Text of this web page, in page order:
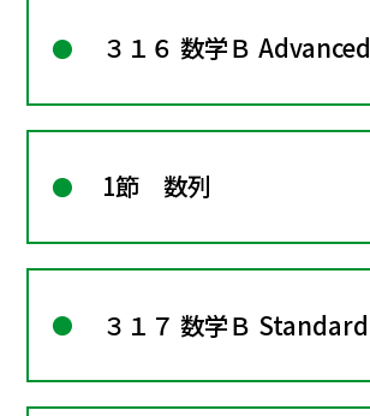
３１６ 数学Ｂ Advanced
1節 数列
３１７ 数学Ｂ Standard